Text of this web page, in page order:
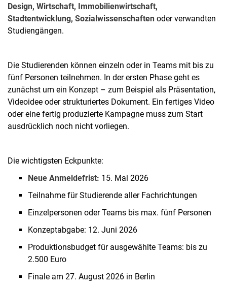
Design, Wirtschaft, Immobilienwirtschaft,
Stadtentwicklung, Sozialwissenschaften oder verwandten
Studiengängen.
Die Studierenden können einzeln oder in Teams mit bis zu
fünf Personen teilnehmen. In der ersten Phase geht es
zunächst um ein Konzept – zum Beispiel als Präsentation,
Videoidee oder strukturiertes Dokument. Ein fertiges Video
oder eine fertig produzierte Kampagne muss zum Start
ausdrücklich noch nicht vorliegen.
Die wichtigsten Eckpunkte:
Neue Anmeldefrist: 15. Mai 2026
Teilnahme für Studierende aller Fachrichtungen
Einzelpersonen oder Teams bis max. fünf Personen
Konzeptabgabe: 12. Juni 2026
Produktionsbudget für ausgewählte Teams: bis zu
2.500 Euro
Finale am 27. August 2026 in Berlin